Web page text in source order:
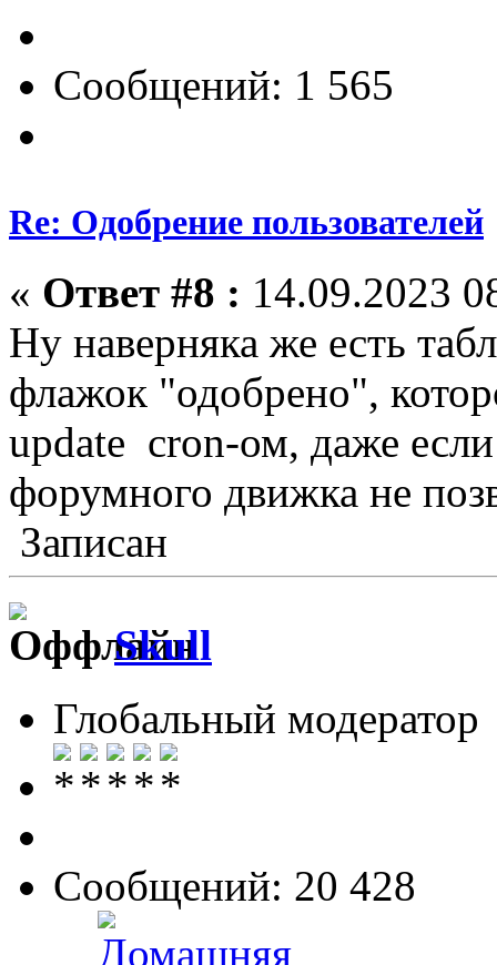
Сообщений: 1 565
Re: Одобрение пользователей
« Ответ #8 : 14.09.2023
Ну наверняка же есть
флажок "одобрено",
update cron-ом, даже если
форумного движка не
Записан
Skull
Глобальный модератор
Сообщений: 20 428